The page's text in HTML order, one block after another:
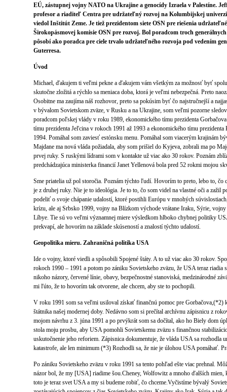
EÚ, zástupnej vojny NATO na Ukrajine a genocídy Izraela v Palestíne.
profesor a riaditeľ Centra pre udržateľný rozvoj na Kolumbijskej
viedol Inštitút Zeme. Je tiež prezidentom siete OSN pre riešenia
Širokopásmovej komisie OSN pre rozvoj. Bol poradcom troch
pôsobí ako poradca pre ciele trvalo udržateľného rozvoja pod vedením
Guterresa.
Úvod
Michael, ďakujem ti veľmi pekne a ďakujem vám všetkým za možnosť byť
skutočne zložitá a rýchlo sa meniaca doba, ktorá je veľmi nebezpečná. Preto
Osobitne ma zaujíma náš rozhovor, preto sa pokúsim byť čo najstručnejší a
v bývalom Sovietskom zväze, v Rusku a na Ukrajine, som veľmi pozorne
poradcom poľskej vlády v roku 1989, ekonomického tímu prezidenta
tímu prezidenta Jeľcina v rokoch 1991 až 1993 a ekonomického tímu
1994. Pomáhal som zaviesť estónsku menu. Pomáhal som viacerým krajinám
Majdane ma nová vláda požiadala, aby som prišiel do Kyjeva, zobrali ma po
prvej ruky. S ruskými lídrami som v kontakte už viac ako 30 rokov. Poznám
predchádzajúca ministerka financií Janet Yellenová bola pred 52 rokmi mojou
Sme priatelia už pol storočia. Poznám týchto ľudí. Hovorím to preto, lebo to,
je z druhej ruky. Nie je to ideológia. Je to to, čo som videl na vlastné oči a zažil
podeliť o svoje chápanie udalostí, ktoré postihli Európu v mnohých
krízu, ale aj Srbsko 1999, vojny na Blízkom východe vrátane Iraku, Sýrie,
Líbye. Tie sú vo veľmi významnej miere výsledkom hlboko chybnej politiky
prekvapí, ale hovorím na základe skúseností a znalostí týchto udalostí.
Geopolitika mieru. Zahraničná politika USA
Ide o vojny, ktoré viedli a spôsobili Spojené štáty. A to už viac ako 30 rokov.
rokoch 1990 – 1991 a potom po zániku Sovietskeho zväzu, že USA teraz riadia
nikoho názory, červené línie, obavy, bezpečnostné stanoviská, medzinárodné
mi ľúto, že to hovorím tak otvorene, ale chcem, aby ste to pochopili.
V roku 1991 som sa veľmi usiloval získať finančnú pomoc pre Gorbačova,(*2)
štátnika našej modernej doby. Nedávno som si prečítal archívnu zápisnicu z
mojom návrhu z 3. júna 1991 a po prvýkrát som sa dočítal, ako ho Biely dom
stola moju prosbu, aby USA pomohli Sovietskemu zväzu s finančnou
uskutočnenie jeho reforiem. Zápisnica dokumentuje, že vláda USA sa rozhodla
katastrofe, ale len minimum (*3) Rozhodli sa, že nie je úlohou USA pomáhať.
Po zániku Sovietskeho zväzu v roku 1991 sa tento pohľad ešte viac prehnal.
názor bol, že my [USA] riadime šou.Cheney, Wolfowitz a mnoho ďalších mien,
toto je teraz svet USA a my si budeme robiť, čo chceme.Vyčistíme bývalý